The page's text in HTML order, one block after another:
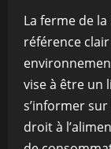
La ferme de
référence
vise à être un
s’informer
droit à